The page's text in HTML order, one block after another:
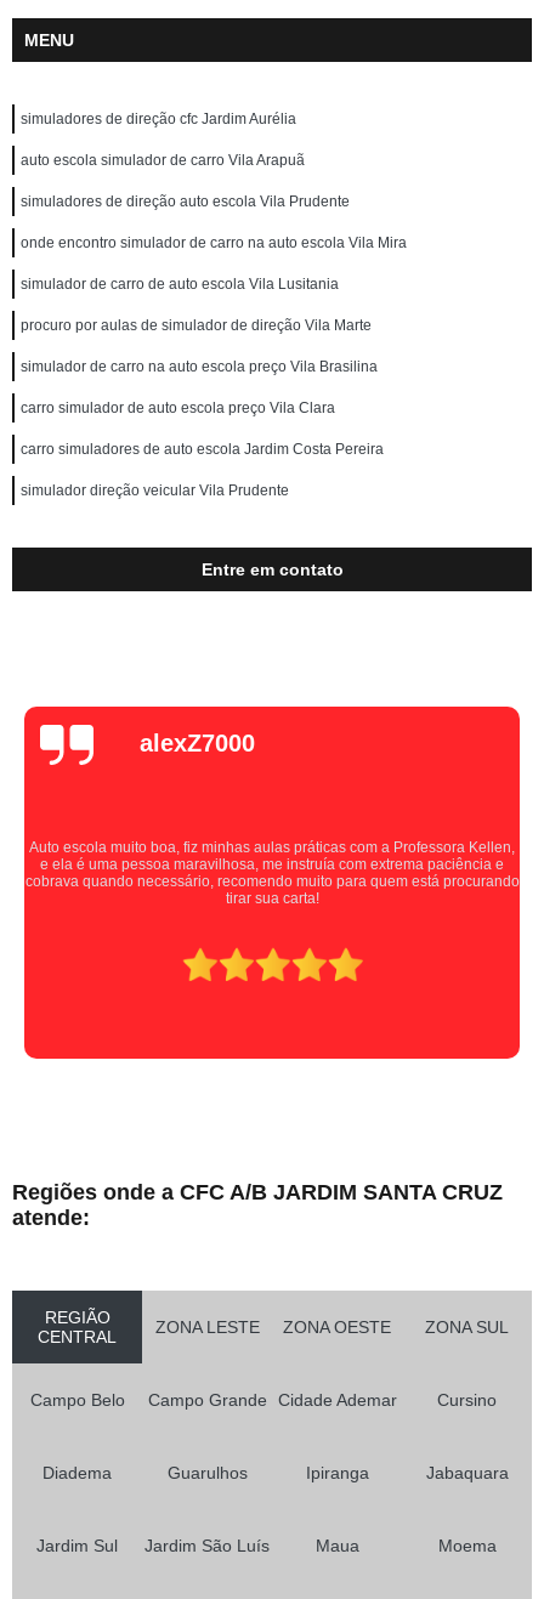
MENU
simuladores de direção cfc Jardim Aurélia
auto escola simulador de carro Vila Arapuã
simuladores de direção auto escola Vila Prudente
onde encontro simulador de carro na auto escola Vila Mira
simulador de carro de auto escola Vila Lusitania
procuro por aulas de simulador de direção Vila Marte
simulador de carro na auto escola preço Vila Brasilina
carro simulador de auto escola preço Vila Clara
carro simuladores de auto escola Jardim Costa Pereira
simulador direção veicular Vila Prudente
Entre em contato
alexZ7000
Auto escola muito boa, fiz minhas aulas práticas com a Professora Kellen,
e ela é uma pessoa maravilhosa, me instruía com extrema paciência e
cobrava quando necessário, recomendo muito para quem está procurando
tirar sua carta!
Regiões onde a CFC A/B JARDIM SANTA CRUZ
atende:
REGIÃO
CENTRAL
ZONA LESTE ZONA OESTE ZONA SUL
Campo Belo Campo Grande Cidade Ademar Cursino
Diadema Guarulhos Ipiranga Jabaquara
Jardim Sul Jardim São Luís Maua Moema